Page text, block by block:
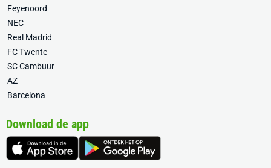
Feyenoord
NEC
Real Madrid
FC Twente
SC Cambuur
AZ
Barcelona
Download de app